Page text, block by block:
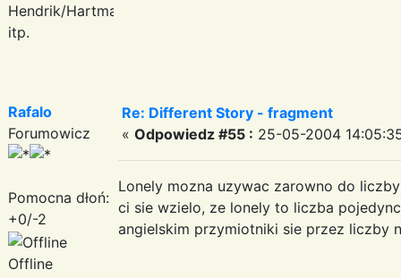
Hendrik/Hartmann
itp.
Rafalo
Forumowicz
Pomocna dłoń:
+0/-2
Offline
Re: Different Story - fragment
« Odpowiedz #55 : 25-05-2004
Lonely mozna uzywac zarowno do
ci sie wzielo, ze lonely to liczba
angielskim przymiotniki sie przez liczby